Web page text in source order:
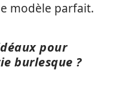
modèle parfait.
pour
burlesque ?